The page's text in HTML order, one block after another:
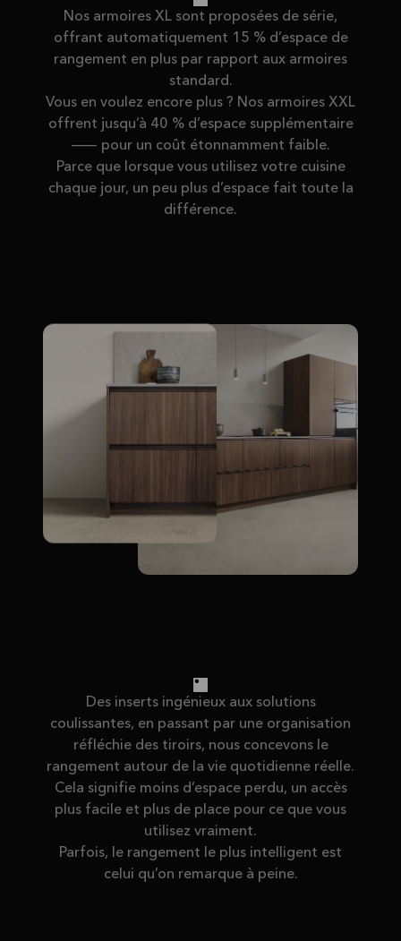
Nos armoires XL sont proposées de série,
offrant automatiquement 15 % d’espace de
rangement en plus par rapport aux armoires
standard.
Vous en voulez encore plus ? Nos armoires XXL
offrent jusqu’à 40 % d’espace supplémentaire
— pour un coût étonnamment faible.
Parce que lorsque vous utilisez votre cuisine
chaque jour, un peu plus d’espace fait toute la
différence.
Des inserts ingénieux aux solutions
coulissantes, en passant par une organisation
réfléchie des tiroirs, nous concevons le
rangement autour de la vie quotidienne réelle.
Cela signifie moins d’espace perdu, un accès
plus facile et plus de place pour ce que vous
utilisez vraiment.
Parfois, le rangement le plus intelligent est
celui qu’on remarque à peine.